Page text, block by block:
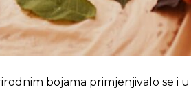
bojama primjenjivalo se i